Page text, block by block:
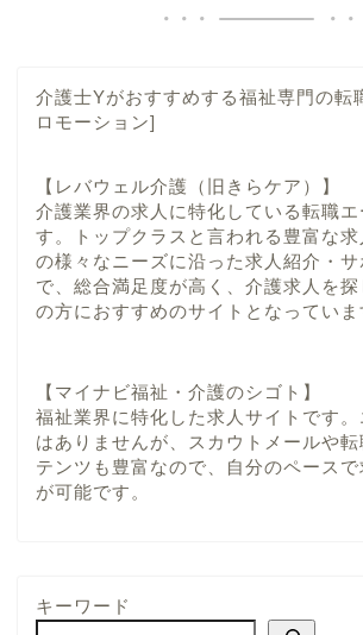
介護士Yがおすすめする福祉専門の転
ロモーション]
【レバウェル介護（旧きらケア）】
介護業界の求人に特化している転職
す。トップクラスと言われる豊富な求
の様々なニーズに沿った求人紹介・
で、総合満足度が高く、介護求人を
の方におすすめのサイトとなっていま
【マイナビ福祉・介護のシゴト】
福祉業界に特化した求人サイトです
はありませんが、スカウトメールや
テンツも豊富なので、自分のペースで
が可能です。
キーワード